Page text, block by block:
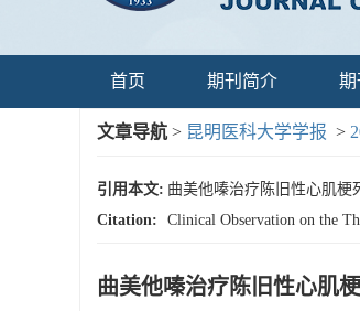
首页 期刊简介 期
文章导航 > 昆明医科大学学报 >
引用本文: 曲美他嗪治疗陈旧性心肌梗
Citation:
Clinical Observation on the
曲美他嗪治疗陈旧性心肌